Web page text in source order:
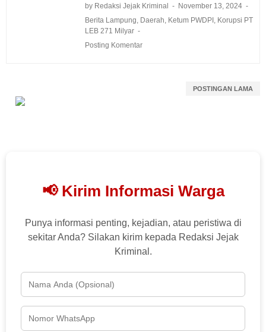
by Redaksi Jejak Kriminal
November 13, 2024
Berita Lampung Daerah Ketum PWDPI, Korupsi PT
LEB 271 Milyar
Posting Komentar
POSTINGAN LAMA
📢 Kirim Informasi Warga
Punya informasi penting, kejadian, atau peristiwa di
sekitar Anda? Silakan kirim kepada Redaksi Jejak
Kriminal.